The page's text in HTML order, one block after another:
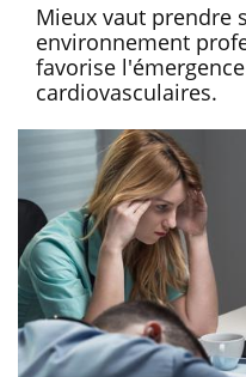
Mieux vaut prendre
environnement
favorise
cardiovasculaires.